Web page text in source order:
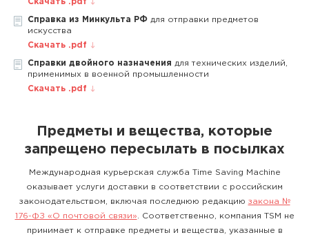
Справка из Минкульта РФ для отправки предметов
искусства
Скачать .pdf
Справки двойного назначения для технических изделий,
применимых в военной промышленности
Скачать .pdf
Предметы и вещества, которые
запрещено пересылать в посылках
Международная курьерская служба Time Saving Machine
оказывает услуги доставки в соответствии с российским
законодательством, включая последнюю редакцию закона №
176-ФЗ «О почтовой связи» . Соответственно, компания TSM не
принимает к отправке предметы и вещества, указанные в